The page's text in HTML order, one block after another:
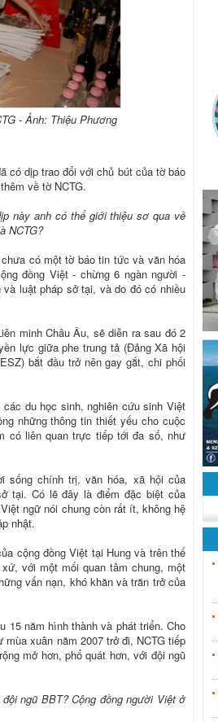
- Ảnh: Thiệu Phương
có dịp trao đổi với chủ bút của tờ báo
về tờ NCTG.
này anh có thể giới thiệu sơ qua về
NCTG?
có một tờ báo tin tức và văn hóa
đồng Việt - chừng 6 ngàn người -
luật pháp sở tại, và do đó có nhiều
minh Châu Âu, sẽ diễn ra sau đó 2
lực giữa phe trung tả (Đảng Xã hội
bắt đầu trở nên gay gắt, chi phối
du học sinh, nghiên cứu sinh Việt
những thông tin thiết yếu cho cuộc
có liên quan trực tiếp tới đa số, như
sống chính trị, văn hóa, xã hội của
tại. Có lẽ đây là điểm đặc biệt của
ngữ nói chung còn rất ít, không hệ
nhật.
cộng đồng Việt tại Hung và trên thế
với một mối quan tâm chung, một
vấn nạn, khó khăn và trăn trở của
15 năm hình thành và phát triển. Cho
xuân năm 2007 trở đi, NCTG tiếp
mở hơn, phổ quát hơn, với đội ngũ
ngũ BBT? Cộng đồng người Việt ở